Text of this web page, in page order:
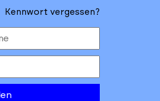
Kennwort vergessen?